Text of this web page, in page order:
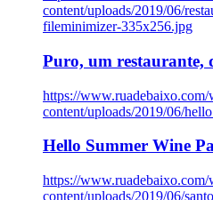
content/uploads/2019/06/
fileminimizer-335x256.jpg
Puro, um restaurante,
https://www.ruadebaixo.com/
content/uploads/2019/06/
Hello Summer Wine
https://www.ruadebaixo.com/
content/uploads/2019/06/